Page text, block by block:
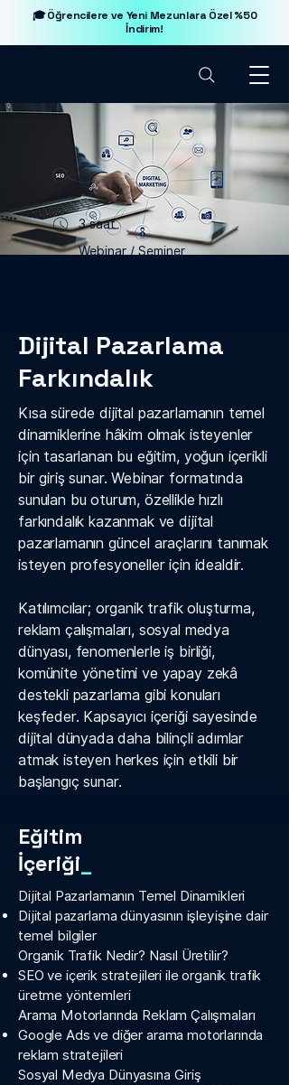
🎓 Öğrencilere ve Yeni Mezunlara Özel %50
İndirim!
3 saat
Webinar / Seminer
Dijital Pazarlama
Farkındalık
Kısa sürede dijital pazarlamanın temel
dinamiklerine hâkim olmak isteyenler
için tasarlanan bu eğitim, yoğun içerikli
bir giriş sunar. Webinar formatında
sunulan bu oturum, özellikle hızlı
farkındalık kazanmak ve dijital
pazarlamanın güncel araçlarını tanımak
isteyen profesyoneller için idealdir.
Katılımcılar; organik trafik oluşturma,
reklam çalışmaları, sosyal medya
dünyası, fenomenlerle iş birliği,
komünite yönetimi ve yapay zekâ
destekli pazarlama gibi konuları
keşfeder. Kapsayıcı içeriği sayesinde
dijital dünyada daha bilinçli adımlar
atmak isteyen herkes için etkili bir
başlangıç sunar.
Eğitim
İçeriği
Dijital Pazarlamanın Temel Dinamikleri
Dijital pazarlama dünyasının işleyişine dair
temel bilgiler
Organik Trafik Nedir? Nasıl Üretilir?
SEO ve içerik stratejileri ile organik trafik
üretme yöntemleri
Arama Motorlarında Reklam Çalışmaları
Google Ads ve diğer arama motorlarında
reklam stratejileri
Sosyal Medya Dünyasına Giriş